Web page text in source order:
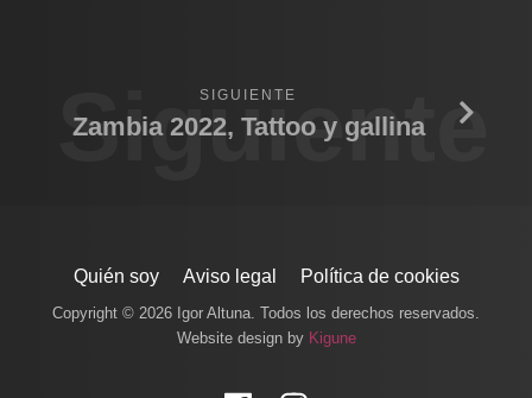
Siguiente
SIGUIENTE
Zambia 2022, Tattoo y gallina
Quién soy Aviso legal Política de cookies
Copyright © 2026 Igor Altuna. Todos los derechos reservados.
Website design by Kigune